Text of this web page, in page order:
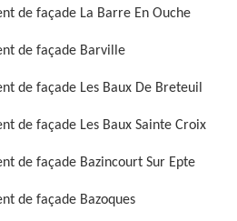
de façade La Barre En Ouche
de façade Barville
de façade Les Baux De Breteuil
de façade Les Baux Sainte Croix
de façade Bazincourt Sur Epte
de façade Bazoques